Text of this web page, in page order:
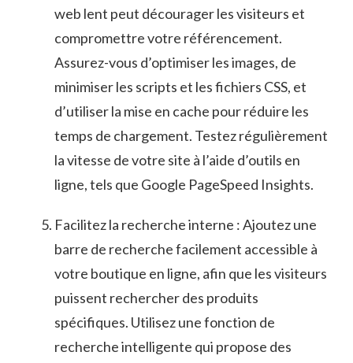
web lent peut‌ décourager⁣ les visiteurs et
compromettre votre référencement.
Assurez-vous d’optimiser les images, de​
minimiser⁣ les scripts⁣ et les⁤ fichiers CSS, et
d’utiliser la mise en cache‌ pour réduire les
temps de chargement. Testez⁣ régulièrement
⁢la vitesse de votre site⁤ à⁢ l’aide d’outils en
ligne, tels que ‍Google ⁤PageSpeed Insights.
Facilitez la recherche interne⁢ : Ajoutez⁣ une
barre de recherche facilement accessible à‍
votre boutique en ligne, afin que ⁣les visiteurs⁣
puissent rechercher des produits
spécifiques. Utilisez une ⁤fonction⁤ de
recherche⁤ intelligente qui propose des⁢